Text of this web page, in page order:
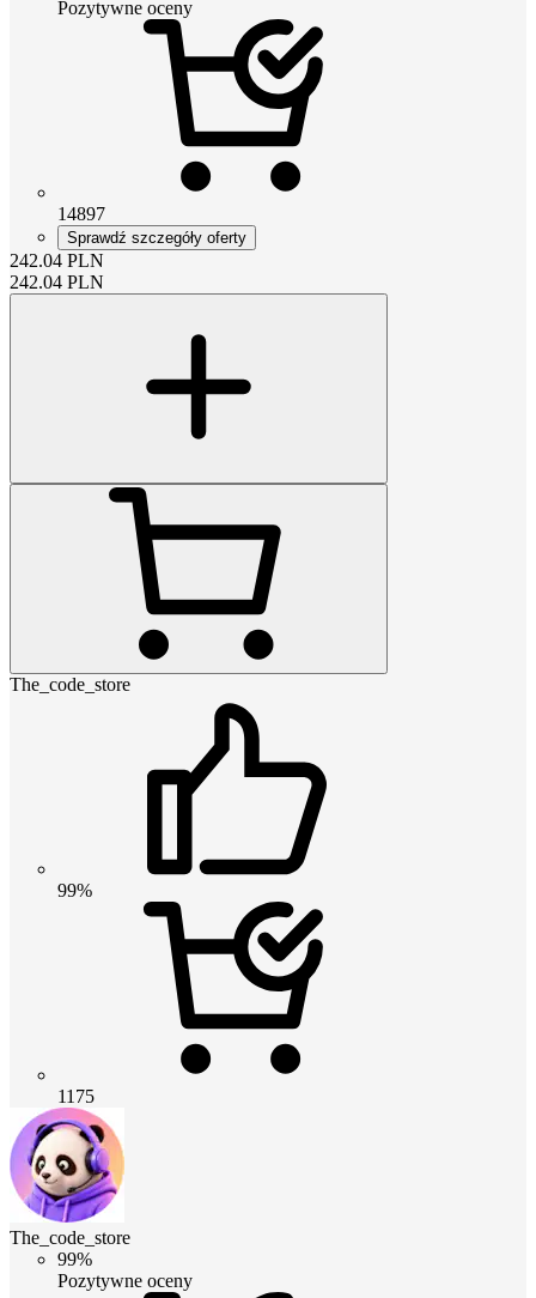
Pozytywne oceny
14897
Sprawdź szczegóły oferty
242.04 PLN
242.04 PLN
The_code_store
99%
1175
The_code_store
99%
Pozytywne oceny